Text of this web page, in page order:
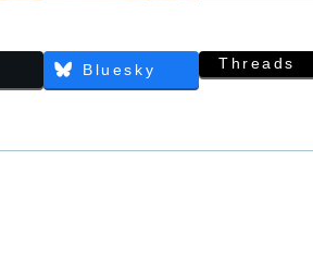
Bluesky Threads